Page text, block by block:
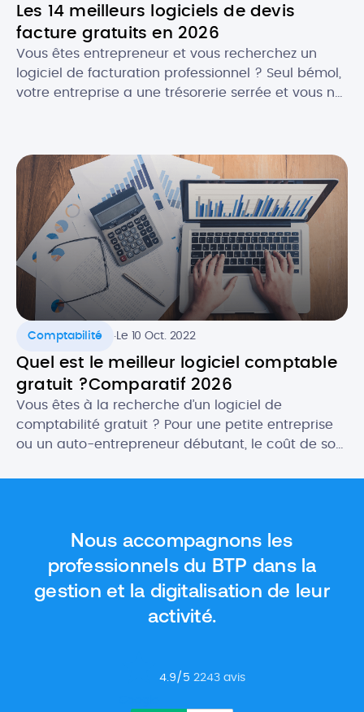
Les 14 meilleurs logiciels de devis
facture gratuits en 2026
Vous êtes entrepreneur et vous recherchez un
logiciel de facturation professionnel ? Seul bémol,
votre entreprise a une trésorerie serrée et vous ne
gratuit ET efficace ! Selon vos besoins, il […]
Comptabilité Le 10 Oct. 2022
Quel est le meilleur logiciel comptable
gratuit ?Comparatif 2026
Vous êtes à la recherche d’un logiciel de
comptabilité gratuit ? Pour une petite entreprise
ou un auto-entrepreneur débutant, le coût de son
Dans cet article, nous vous donnons […]
Nous accompagnons les
professionnels du BTP dans la
gestion et la digitalisation de leur
activité.
4.9 /5 2243 avis